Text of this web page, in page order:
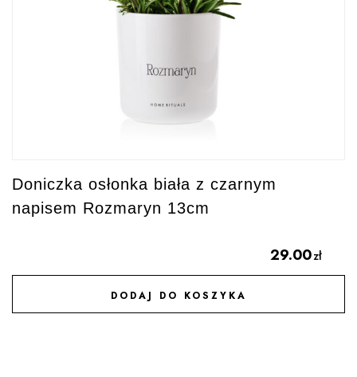
Doniczka osłonka biała z czarnym
napisem Rozmaryn 13cm
29.00zł
DODAJ DO KOSZYKA
DODAJ DO ULUBIONYCH